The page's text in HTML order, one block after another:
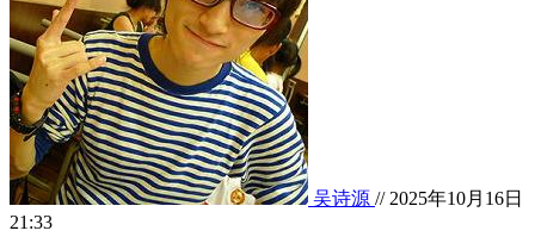
吴诗源 // 2025年10月16日
21:33